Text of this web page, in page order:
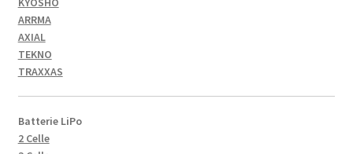
ARRMA
AXIAL
TEKNO
TRAXXAS
Batterie LiPo
2 Celle